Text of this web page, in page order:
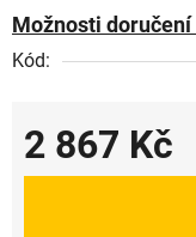
Možnosti doručení
Kód:
2 867 Kč
Měrná cena: